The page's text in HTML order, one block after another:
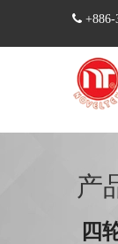
 +886-
产
四